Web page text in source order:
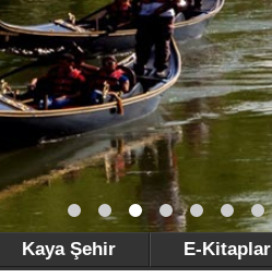
Kaya Şehir E-Kitaplar